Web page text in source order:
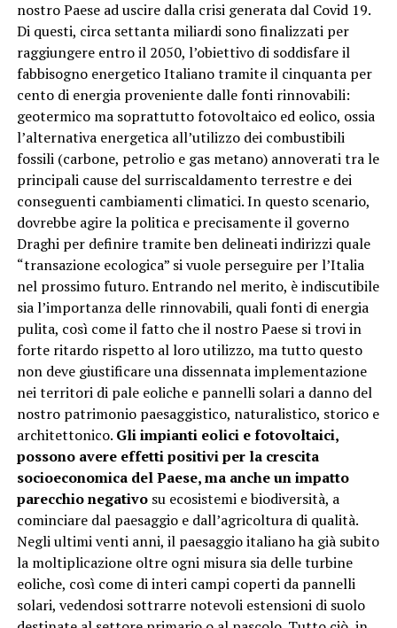
nostro Paese ad uscire dalla crisi generata dal Covid 19.
Di questi, circa settanta miliardi sono finalizzati per
raggiungere entro il 2050, l’obiettivo di soddisfare il
fabbisogno energetico Italiano tramite il cinquanta per
cento di energia proveniente dalle fonti rinnovabili:
geotermico ma soprattutto fotovoltaico ed eolico, ossia
l’alternativa energetica all’utilizzo dei combustibili
fossili (carbone, petrolio e gas metano) annoverati tra le
principali cause del surriscaldamento terrestre e dei
conseguenti cambiamenti climatici. In questo scenario,
dovrebbe agire la politica e precisamente il governo
Draghi per definire tramite ben delineati indirizzi quale
“transazione ecologica” si vuole perseguire per l’Italia
nel prossimo futuro. Entrando nel merito, è indiscutibile
sia l’importanza delle rinnovabili, quali fonti di energia
pulita, così come il fatto che il nostro Paese si trovi in
forte ritardo rispetto al loro utilizzo, ma tutto questo
non deve giustificare una dissennata implementazione
nei territori di pale eoliche e pannelli solari a danno del
nostro patrimonio paesaggistico, naturalistico, storico e
architettonico. Gli impianti eolici e fotovoltaici,
possono avere effetti positivi per la crescita
socioeconomica del Paese, ma anche un impatto
parecchio negativosu ecosistemi e biodiversità, a
cominciare dal paesaggio e dall’agricoltura di qualità.
Negli ultimi venti anni, il paesaggio italiano ha già subito
la moltiplicazione oltre ogni misura sia delle turbine
eoliche, così come di interi campi coperti da pannelli
solari, vedendosi sottrarre notevoli estensioni di suolo